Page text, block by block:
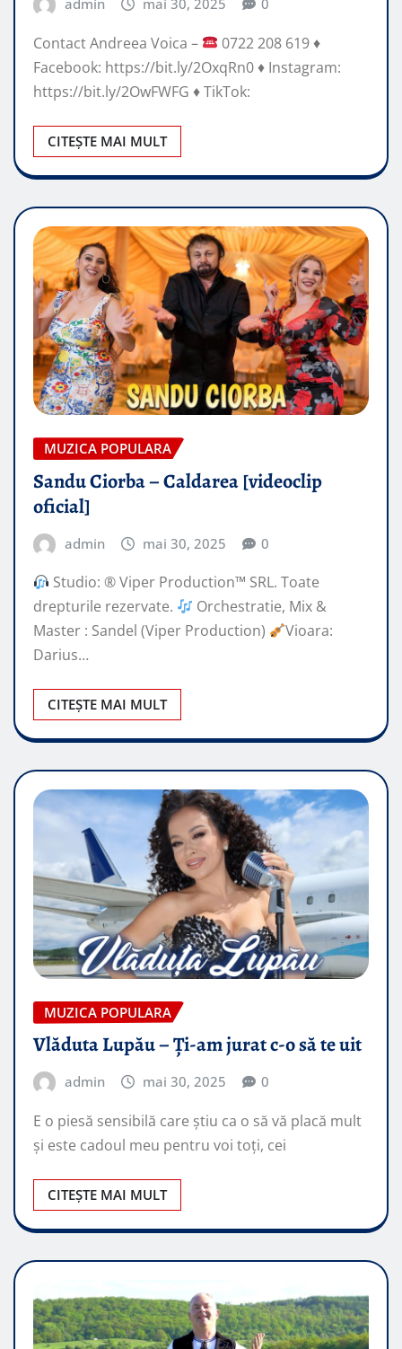
admin mai 30, 2025 0
Contact Andreea Voica – 0722 208 619♦️
Facebook: https://bit.ly/2OxqRn0♦️ Instagram:
https://bit.ly/2OwFWFG ♦️TikTok:
CITEȘTE MAI MULT
MUZICA POPULARA
Sandu Ciorba – Caldarea [videoclip
oficial]
admin mai 30, 2025 0
Studio: ® Viper Production™ SRL. Toate
drepturile rezervate.
Orchestratie, Mix &
Master : Sandel (Viper Production)
Vioara:
Darius…
CITEȘTE MAI MULT
MUZICA POPULARA
Vlăduta Lupău – Ți-am jurat c-o să te uit
admin mai 30, 2025 0
E o piesă sensibilă care știu ca o să vă placă mult
și este cadoul meu pentru voi toți, cei
CITEȘTE MAI MULT